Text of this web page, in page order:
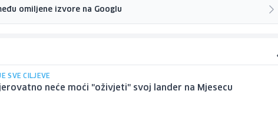
omiljene izvore na Googlu
SVE CILJEVE
neće moći "oživjeti" svoj lander na Mjesecu